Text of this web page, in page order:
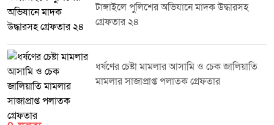
টাঙ্গাইলে পুলিশের অভিযানে মাদক উদ্ধারসহ
গ্রেফতার ২৪
ধর্ষণের চেষ্টা মামলার আসামি ও চেক জালিয়াতি
মামলার সাজাপ্রাপ্ত পলাতক গ্রেফতার